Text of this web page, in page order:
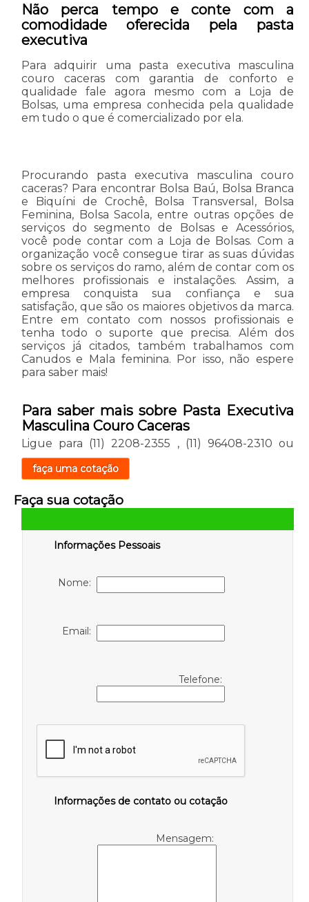
Não perca tempo e conte com a
comodidade oferecida pela pasta
executiva
Para adquirir uma pasta executiva masculina
couro caceras com garantia de conforto e
qualidade fale agora mesmo com a Loja de
Bolsas, uma empresa conhecida pela qualidade
em tudo o que é comercializado por ela.
Procurando pasta executiva masculina couro
caceras? Para encontrar Bolsa Baú, Bolsa Branca
e Biquíni de Crochê, Bolsa Transversal, Bolsa
Feminina, Bolsa Sacola, entre outras opções de
serviços do segmento de Bolsas e Acessórios,
você pode contar com a Loja de Bolsas. Com a
organização você consegue tirar as suas dúvidas
sobre os serviços do ramo, além de contar com os
melhores profissionais e instalações. Assim, a
empresa conquista sua confiança e sua
satisfação, que são os maiores objetivos da marca.
Entre em contato com nossos profissionais e
tenha todo o suporte que precisa. Além dos
serviços já citados, também trabalhamos com
Canudos e Mala feminina. Por isso, não espere
para saber mais!
Para saber mais sobre Pasta Executiva
Masculina Couro Caceras
Ligue para (11) 2208-2355 , (11) 96408-2310 ou
faça uma cotação
Faça sua cotação
Informações Pessoais
Nome:
Email:
Telefone:
Informações de contato ou cotação
Mensagem: